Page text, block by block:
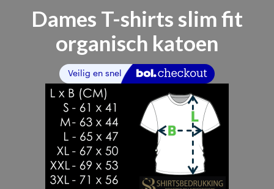
Dames T-shirts slim fit
organisch katoen